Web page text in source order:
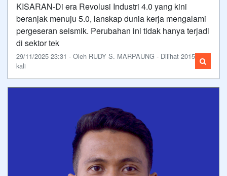
KISARAN-Di era Revolusi Industri 4.0 yang kini
beranjak menuju 5.0, lanskap dunia kerja mengalami
pergeseran seismik. Perubahan ini tidak hanya terjadi
di sektor tek
29/11/2025 23:31 - Oleh RUDY S. MARPAUNG - Dilihat 2015
kali